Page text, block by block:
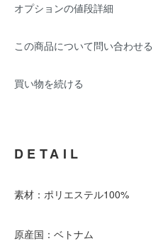
オプションの値段詳細
この商品について問い合わせる
買い物を続ける
DETAIL
素材：ポリエステル100%
原産国：ベトナム